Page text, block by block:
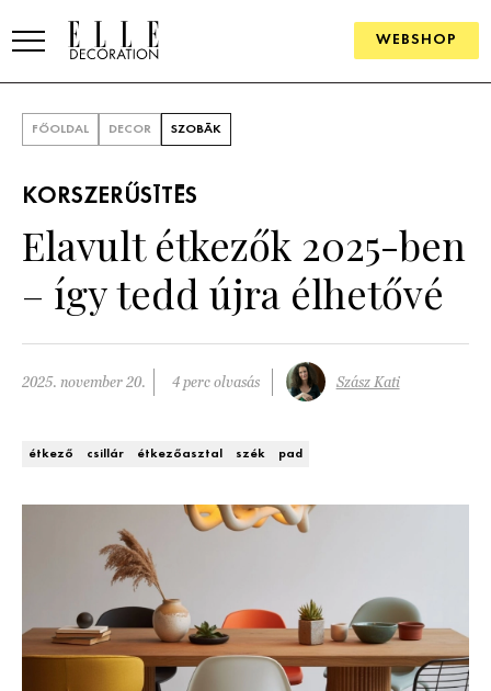
WEBSHOP
SZOBÁK
Konyha
Hálószoba
Kert és terasz
ÖTLETEK
HÍRLEVÉL
FŐOLDAL DECOR SZOBÁK
KORSZERŰSÍTÉS
Elavult étkezők 2025-ben
– így tedd újra élhetővé
2025. november 20. 4 perc olvasás Szász Kati
étkező csillár étkezőasztal szék pad